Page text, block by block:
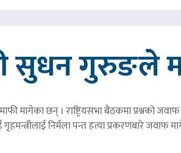
सुधन गुरुङले
मागेका छन् । राष्ट्रियसभा बैठकमा प्रश्नको
निर्मला पन्त हत्या प्रकरणबारे जवाफ